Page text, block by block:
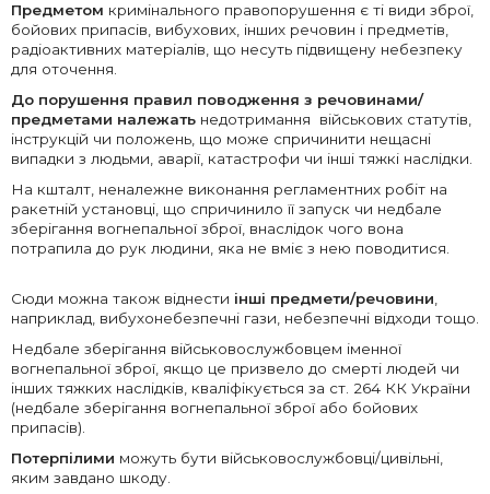
Предметом кримінального правопорушення є ті види зброї,
бойових припасів, вибухових, інших речовин і предметів,
радіоактивних матеріалів, що несуть підвищену небезпеку
для оточення.
До порушення правил поводження з речовинами/
предметами належать недотримання військових статутів,
інструкцій чи положень, що може спричинити нещасні
випадки з людьми, аварії, катастрофи чи інші тяжкі наслідки.
На кшталт, неналежне виконання регламентних робіт на
ракетній установці, що спричинило її запуск чи недбале
зберігання вогнепальної зброї, внаслідок чого вона
потрапила до рук людини, яка не вміє з нею поводитися.
Сюди можна також віднести інші предмети/речовини,
наприклад, вибухонебезпечні гази, небезпечні відходи тощо.
Недбале зберігання військовослужбовцем іменної
вогнепальної зброї, якщо це призвело до смерті людей чи
інших тяжких наслідків, кваліфікується за ст. 264 КК України
(недбале зберігання вогнепальної зброї або бойових
припасів).
Потерпілими можуть бути військовослужбовці/цивільні,
яким завдано шкоду.